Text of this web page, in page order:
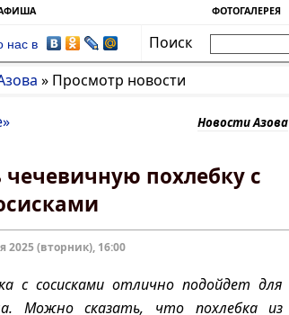
ФОТОГАЛЕРЕЯ
нас в
Поиск
» Просмотр новости
Новости Азова
чечевичную похлебку с
2025 (вторник), 16:00
с сосисками отлично подойдет для
Можно сказать, что похлебка из